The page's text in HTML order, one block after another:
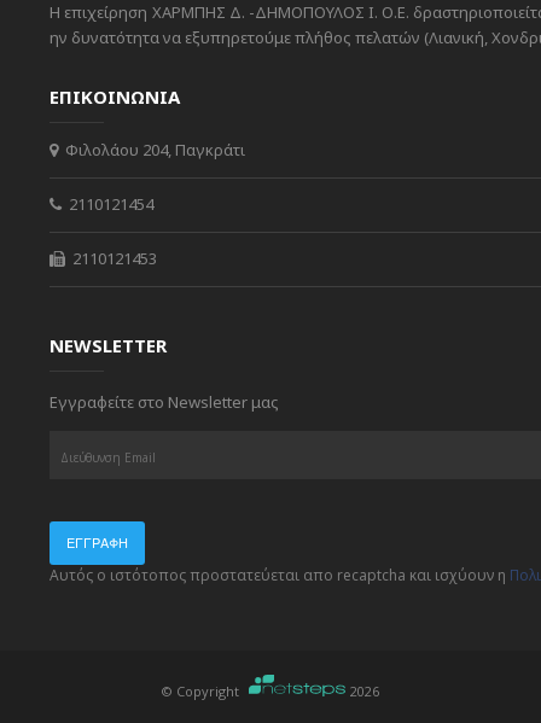
Η επιχείρηση ΧΑΡΜΠΗΣ Δ. -ΔΗΜΟΠΟΥΛΟΣ Ι. Ο.Ε.
ην δυνατότητα να εξυπηρετούμε πλήθος πελατών (Λιανική,
ΕΠΙΚΟΙΝΩΝΙΑ
Φιλολάου 204, Παγκράτι
2110121454
2110121453
NEWSLETTER
Εγγραφείτε στο Newsletter μας
ΕΓΓΡΑΦΉ
Αυτός ο ιστότοπος προστατεύεται απο recaptcha και ισχύουν η
© Copyright 2026